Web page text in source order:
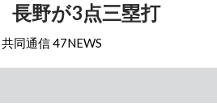
長野が3点三塁打
共同通信 47NEWS